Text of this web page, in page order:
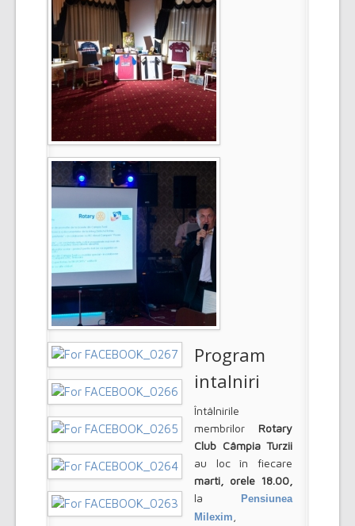
Program
intalniri
Întâlnirile
membrilor Rotary
Club Câmpia Turzii
au loc în fiecare
marti, orele 18.00,
la
Pensiunea
Milexim